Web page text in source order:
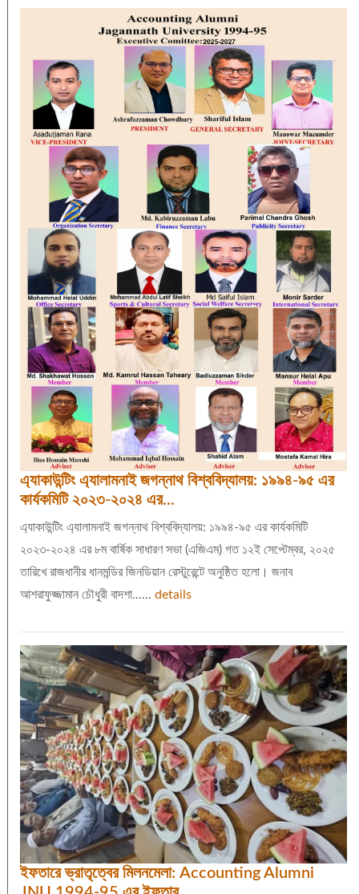
এ্যাকাউন্টিং এ্যালামনাই জগন্নাথ বিশ্ববিদ্যালয়: ১৯৯৪-৯৫ এর
কার্যকমিটি ২০২৩-২০২৪ এর...
এ্যাকাউন্টিং এ্যালামনাই জগন্নাথ বিশ্ববিদ্যালয়: ১৯৯৪-৯৫ এর কার্যকমিটি
২০২৩-২০২৪ এর ৮ম বার্ষিক সাধারণ সভা (এজিএম) গত ১২ই সেপ্টেম্বর, ২০২৫
তারিখে রাজধানীর ধানমন্ডির জিনডিয়ান রেস্টুরেন্টে অনুষ্ঠিত হলো। জনাব
আশরাফুজ্জামান চৌধুরী বাদশা...... details
ইফতারে ভ্রাতৃত্বের মিলনমেলা: Accounting Alumni